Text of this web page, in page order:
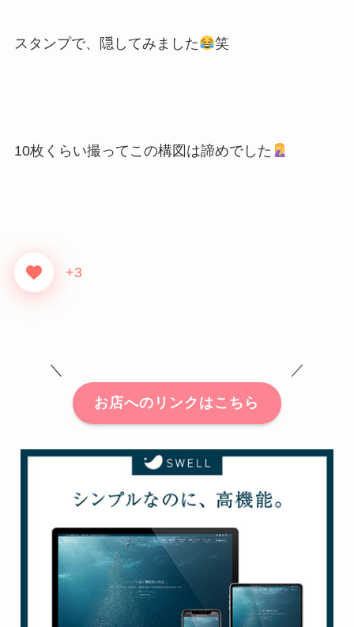
スタンプで、隠してみました 笑
10枚くらい撮ってこの構図は諦めでした
+3
＼ ／
お店へのリンクはこちら